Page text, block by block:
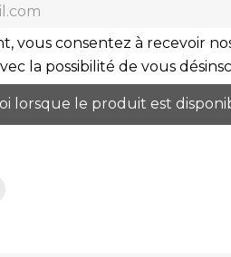
vous consentez à recevoir
la possibilité de vous
lorsque le produit est